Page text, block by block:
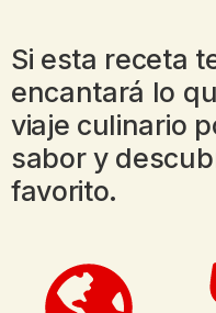
Si esta receta
encantará lo
viaje culinario
sabor y
favorito.